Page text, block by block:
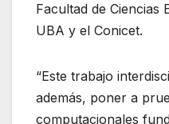
Facultad de Ciencias
UBA y el Conicet.
“Este trabajo
además, poner a
computacionales